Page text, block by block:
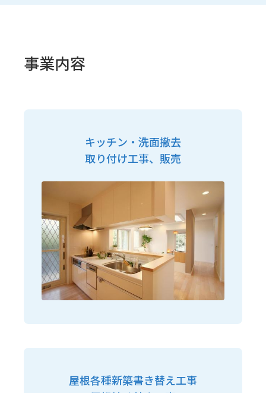
事業内容
キッチン・洗面撤去
取り付け工事、販売
屋根各種新築書き替え工事